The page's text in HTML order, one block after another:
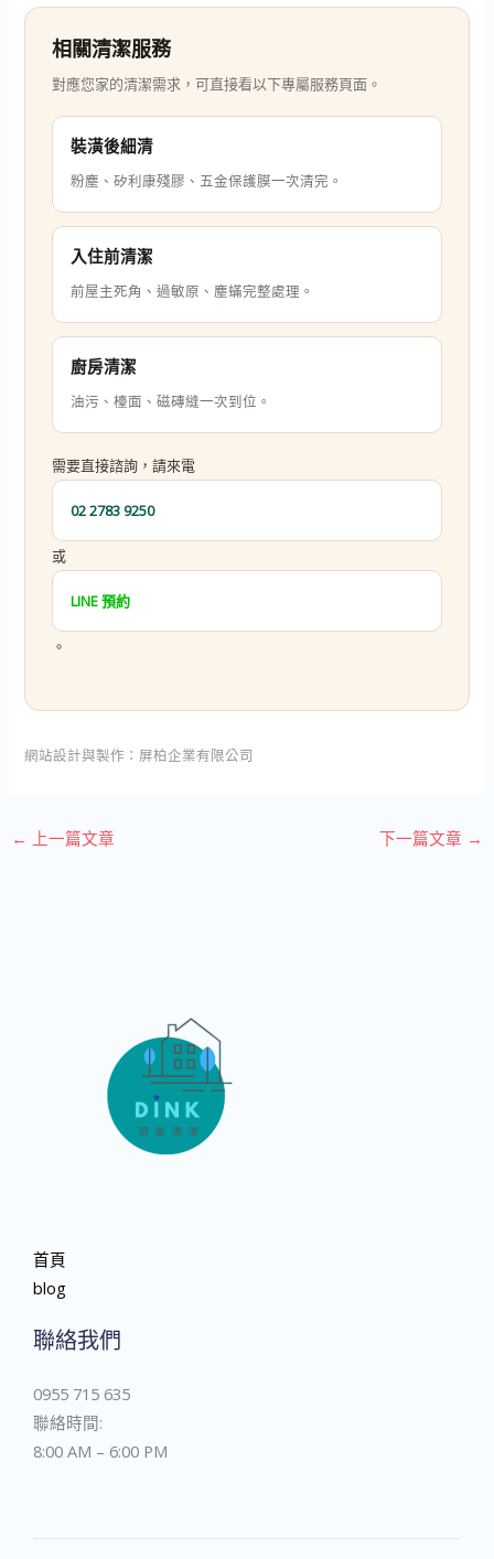
相關清潔服務
對應您家的清潔需求，可直接看以下專屬服務頁面。
裝潢後細清
粉塵、矽利康殘膠、五金保護膜一次清完。
入住前清潔
前屋主死角、過敏原、塵蟎完整處理。
廚房清潔
油污、檯面、磁磚縫一次到位。
需要直接諮詢，請來電
02 2783 9250
或
LINE 預約
。
網站設計與製作： 屏柏企業有限公司
← 上一篇文章 下一篇文章 →
首頁
blog
聯絡我們
0955 715 635
聯絡時間:
8:00 AM – 6:00 PM